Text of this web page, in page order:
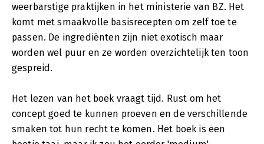
weerbarstige praktijken in het ministerie van BZ. Het
komt met smaakvolle basisrecepten om zelf toe te
passen. De ingrediënten zijn niet exotisch maar
worden wel puur en ze worden overzichtelijk ten toon
gespreid.
Het lezen van het boek vraagt tijd. Rust om het
concept goed te kunnen proeven en de verschillende
smaken tot hun recht te komen. Het boek is een